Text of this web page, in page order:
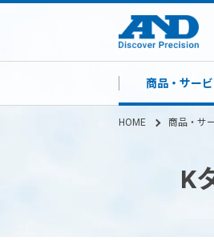
商品・サー
HOME 商品・サ
K